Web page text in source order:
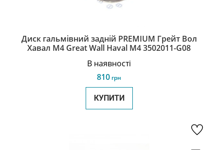
Диск гальмівний задній PREMIUM Грейт Вол
Хавал М4 Great Wall Haval M4 3502011-G08
В наявності
810 грн
КУПИТИ